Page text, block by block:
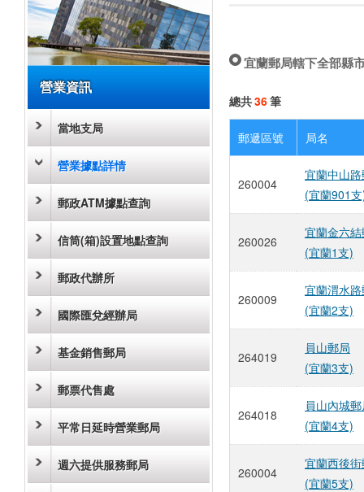
營業資訊
當地支局
營業據點詳情
郵政ATM據點查詢
信筒(箱)設置地點查詢
郵政代辦所
國際匯兌經辦局
基金銷售郵局
郵票代售處
平常日延時營業郵局
週六提供服務郵局
宜蘭郵局轄下全部縣
總共36筆
郵遞區號 局名
260004
宜蘭中山
(宜蘭901
260026
宜蘭金六
(宜蘭1支)
260009
宜蘭渭水
(宜蘭2支)
264019
員山郵局
(宜蘭3支)
264018
員山內城
(宜蘭4支)
260004
宜蘭西後
(宜蘭5支)